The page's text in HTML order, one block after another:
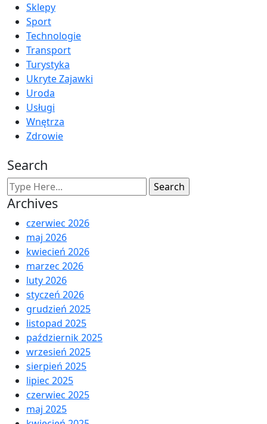
Sklepy
Sport
Technologie
Transport
Turystyka
Ukryte Zajawki
Uroda
Usługi
Wnętrza
Zdrowie
Search
Archives
czerwiec 2026
maj 2026
kwiecień 2026
marzec 2026
luty 2026
styczeń 2026
grudzień 2025
listopad 2025
październik 2025
wrzesień 2025
sierpień 2025
lipiec 2025
czerwiec 2025
maj 2025